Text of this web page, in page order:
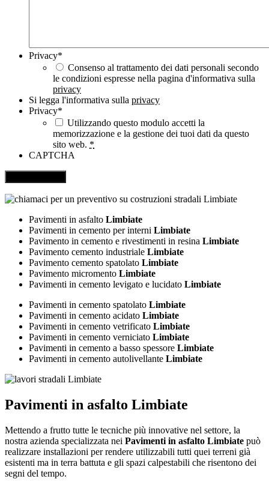
Privacy*
Consenso al trattamento dei dati personali secondo
le condizioni espresse nella pagina d'informativa sulla
privacy
Si legga l'informativa sulla privacy
Privacy*
Utilizzando questo modulo accetti la
memorizzazione e la gestione dei tuoi dati da questo
sito web. *
CAPTCHA
Pavimenti in asfalto Limbiate
Pavimenti in cemento per interni Limbiate
Pavimento in cemento e rivestimenti in resina Limbiate
Pavimento cemento industriale Limbiate
Pavimento cemento spatolato Limbiate
Pavimento micromento Limbiate
Pavimenti in cemento levigato e lucidato Limbiate
Pavimenti in cemento spatolato Limbiate
Pavimenti in cemento acidato Limbiate
Pavimenti in cemento vetrificato Limbiate
Pavimenti in cemento verniciato Limbiate
Pavimenti in cemento a basso spessore Limbiate
Pavimenti in cemento autolivellante Limbiate
Pavimenti in asfalto Limbiate
Mettendo a frutto tutte le tecniche più innovative nel settore, la
nostra azienda specializzata nei Pavimenti in asfalto Limbiate può
realizzare installazioni per rendere utilizzabili tutti quei terreni già
esistenti ma in terra battuta e gli spazi calpestabili che risentono dei
segni del tempo.